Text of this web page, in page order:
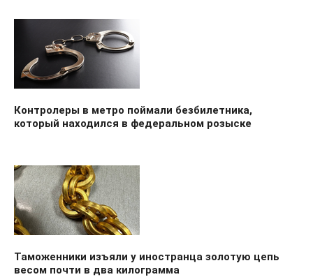
Контролеры в метро поймали безбилетника,
который находился в федеральном розыске
Таможенники изъяли у иностранца золотую цепь
весом почти в два килограмма